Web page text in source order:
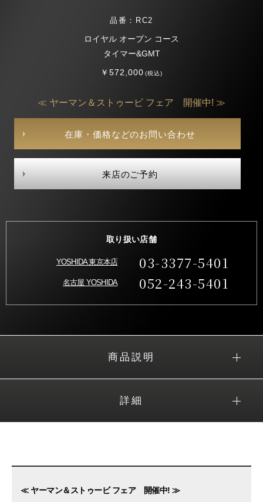
品番：RC2
ロイヤル オープン コース
タイマー&GMT
￥572,000(税込)
≪ ヤーマン＆ストゥービ フェア 開催中! ≫
在庫・価格などのお問い合わせ
来店のご予約
取り扱い店舗
YOSHIDA 東京本店 03-3377-5401
名古屋 YOSHIDA 052-243-5401
商品説明
詳細
≪ ヤーマン＆ストゥービ フェア 開催中! ≫